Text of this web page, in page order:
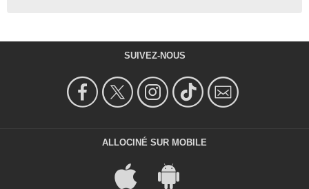
SUIVEZ-NOUS
ALLOCINÉ SUR MOBILE